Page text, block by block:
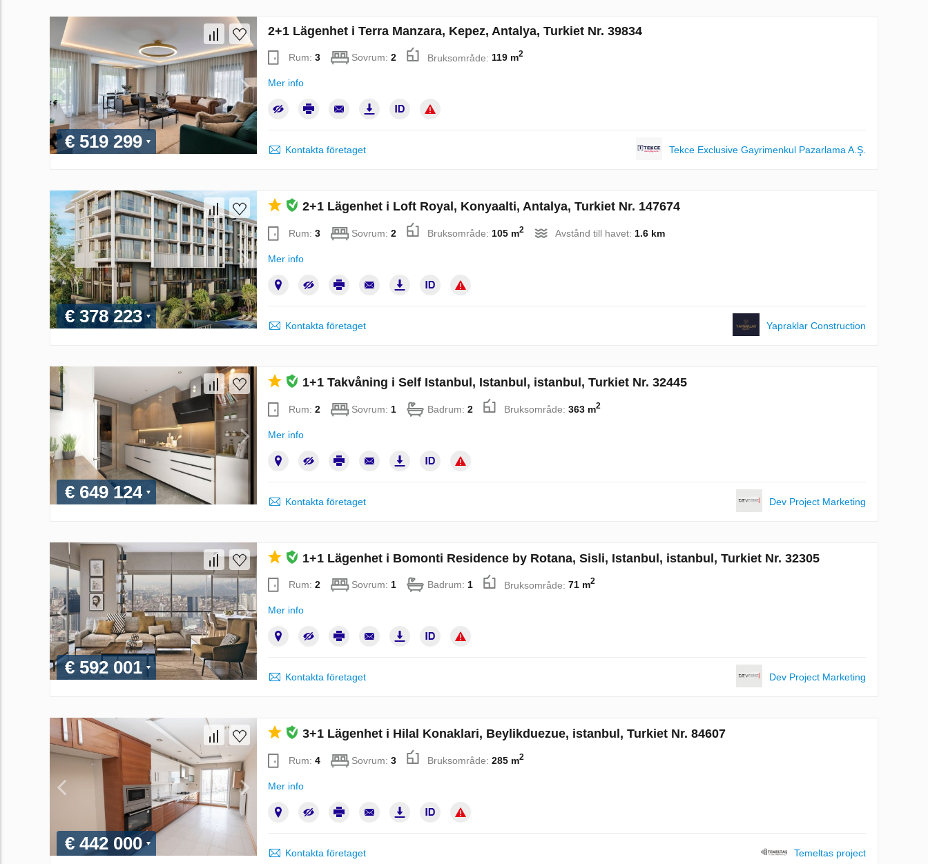
€ 519 299
2+1 Lägenhet i Terra Manzara, Kepez, Antalya, Turkiet Nr. 39834
Rum: 3 Sovrum: 2 Bruksområde: 119 m2
Mer info
Kontakta företaget Tekce Exclusive Gayrimenkul Pazarlama A.Ş.
€ 378 223
2+1 Lägenhet i Loft Royal, Konyaalti, Antalya, Turkiet Nr. 147674
Rum: 3 Sovrum: 2 Bruksområde: 105 m2 Avstånd till havet: 1.6 km
Mer info
Kontakta företaget Yapraklar Construction
€ 649 124
1+1 Takvåning i Self Istanbul, Istanbul, istanbul, Turkiet Nr. 32445
Rum: 2 Sovrum: 1 Badrum: 2 Bruksområde: 363 m2
Mer info
Kontakta företaget Dev Project Marketing
€ 592 001
1+1 Lägenhet i Bomonti Residence by Rotana, Sisli, Istanbul, istanbul, Turkiet Nr. 32305
Rum: 2 Sovrum: 1 Badrum: 1 Bruksområde: 71 m2
Mer info
Kontakta företaget Dev Project Marketing
€ 442 000
3+1 Lägenhet i Hilal Konaklari, Beylikduezue, istanbul, Turkiet Nr. 84607
Rum: 4 Sovrum: 3 Bruksområde: 285 m2
Mer info
Kontakta företaget Temeltas project